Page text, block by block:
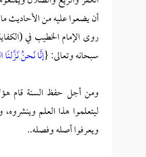
أن يضعوا عليه من الأحاديث ما
سبحانه وتعالى: {إنَّا نَحنُ
ومن أجل حفظ السنة قام
ليتعلموا هذا العلم
ويعرفوا أصله وفصله..